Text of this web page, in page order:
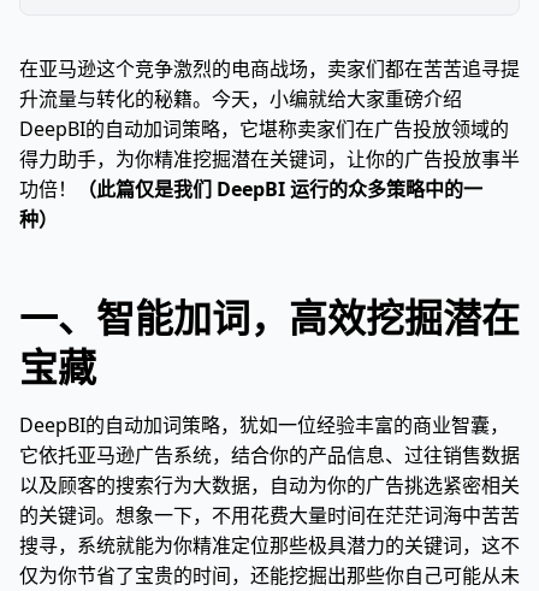
在亚马逊这个竞争激烈的电商战场，卖家们都在苦苦追寻提
升流量与转化的秘籍。今天，小编就给大家重磅介绍
DeepBI的自动加词策略，它堪称卖家们在广告投放领域的
得力助手，为你精准挖掘潜在关键词，让你的广告投放事半
功倍！
（此篇仅是我们 DeepBI 运行的众多策略中的一
种）
一、智能加词，高效挖掘潜在
宝藏
DeepBI的自动加词策略，犹如一位经验丰富的商业智囊，
它依托亚马逊广告系统，结合你的产品信息、过往销售数据
以及顾客的搜索行为大数据，自动为你的广告挑选紧密相关
的关键词。想象一下，不用花费大量时间在茫茫词海中苦苦
搜寻，系统就能为你精准定位那些极具潜力的关键词，这不
仅为你节省了宝贵的时间，还能挖掘出那些你自己可能从未